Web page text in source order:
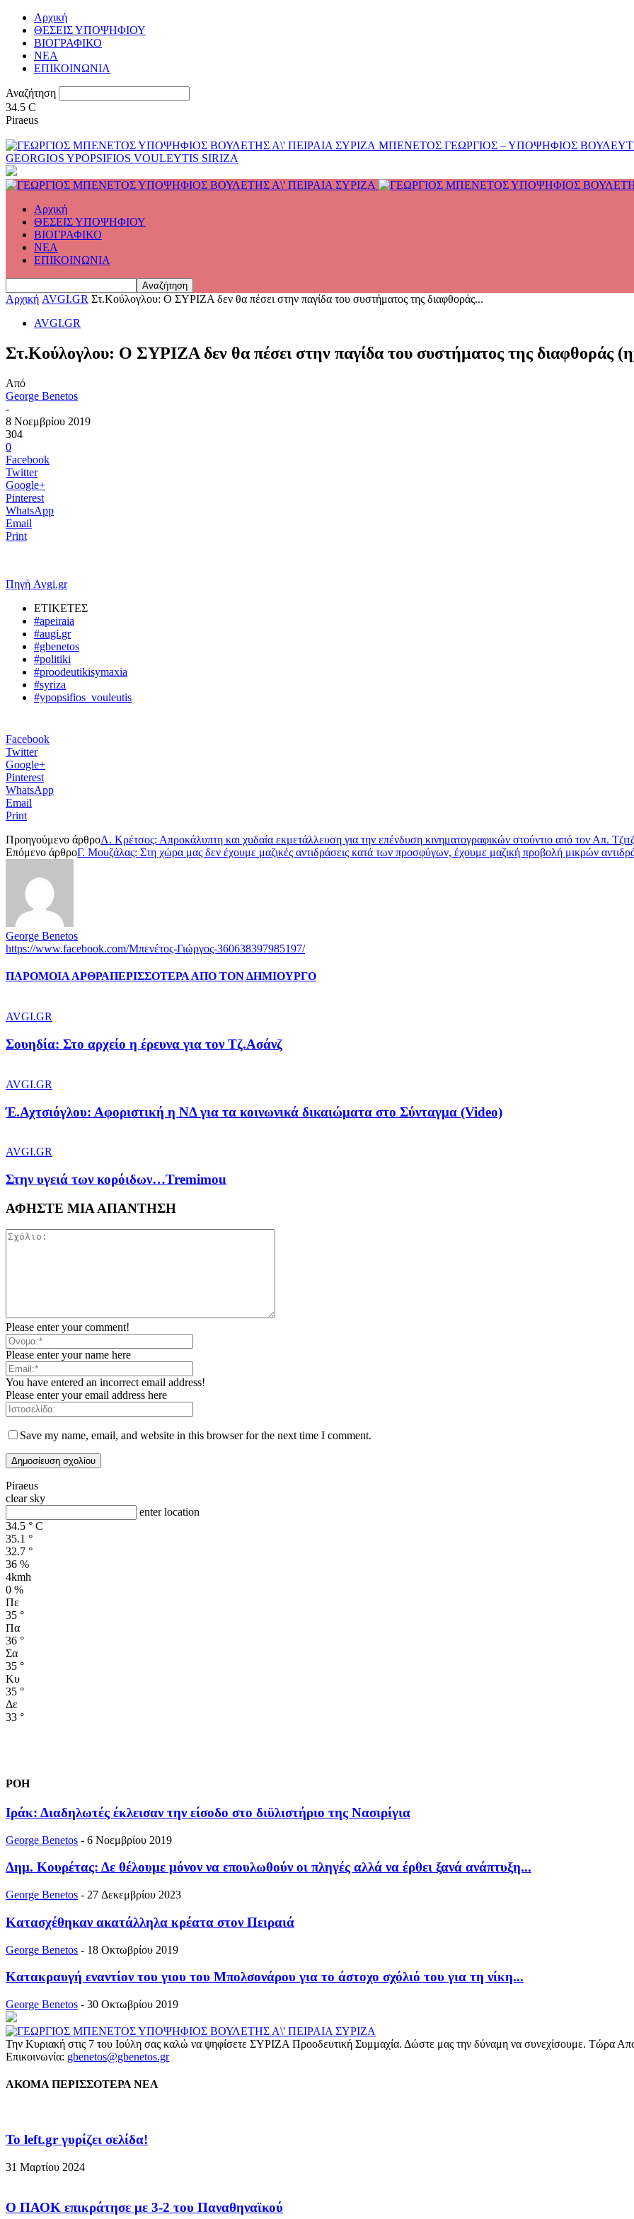
Αρχική
ΘΕΣΕΙΣ ΥΠΟΨΗΦΙΟΥ
ΒΙΟΓΡΑΦΙΚΟ
ΝΕΑ
ΕΠΙΚΟΙΝΩΝΙΑ
Αναζήτηση
34.5 C
Piraeus
ΜΠΕΝΕΤΟΣ ΓΕΩΡΓΙΟΣ – ΥΠΟΨΗΦΙΟΣ
GEORGIOS YPOPSIFIOS VOULEYTIS SIRIZA
Αρχική
ΘΕΣΕΙΣ ΥΠΟΨΗΦΙΟΥ
ΒΙΟΓΡΑΦΙΚΟ
ΝΕΑ
ΕΠΙΚΟΙΝΩΝΙΑ
Αρχική AVGI.GR Στ.Κούλογλου: Ο ΣΥΡΙΖΑ δεν θα πέσει στην παγίδα του συστήματος της διαφθοράς...
AVGI.GR
Στ.Κούλογλου: Ο ΣΥΡΙΖΑ δεν θα πέσει στην παγίδα του συστήματος της διαφθοράς
Από
George Benetos
-
8 Νοεμβρίου 2019
304
0
Facebook
Twitter
Google+
Pinterest
WhatsApp
Email
Print
Πηγή Avgi.gr
ΕΤΙΚΕΤΕΣ
#apeiraia
#augi.gr
#gbenetos
#politiki
#proodeutikisymaxia
#syriza
#ypopsifios_vouleutis
Facebook
Twitter
Google+
Pinterest
WhatsApp
Email
Print
Προηγούμενο άρθροΛ. Κρέτσος: Απροκάλυπτη και χυδαία εκμετάλλευση για την επένδυση κινηματογραφικών στούντιο από τον Απ.
Επόμενο άρθροΓ. Μουζάλας: Στη χώρα μας δεν έχουμε μαζικές αντιδράσεις κατά των προσφύγων, έχουμε μαζική προβολή μικρών
George Benetos
https://www.facebook.com/Μπενέτος-Γιώργος-360638397985197/
ΠΑΡΟΜΟΙΑ ΑΡΘΡΑΠΕΡΙΣΣΟΤΕΡΑ ΑΠΟ ΤΟΝ ΔΗΜΙΟΥΡΓΟ
AVGI.GR
Σουηδία: Στο αρχείο η έρευνα για τον Τζ.Ασάνζ
AVGI.GR
Έ.Αχτσιόγλου: Αφοριστική η ΝΔ για τα κοινωνικά δικαιώματα στο Σύνταγμα (Video)
AVGI.GR
Στην υγειά των κορόιδων…Tremimou
ΑΦΗΣΤΕ ΜΙΑ ΑΠΑΝΤΗΣΗ
Please enter your comment!
Please enter your name here
You have entered an incorrect email address!
Please enter your email address here
Save my name, email, and website in this browser for the next time I comment.
Piraeus
clear sky
enter location
34.5 ° C
35.1 °
32.7 °
36 %
4kmh
0 %
Πε
35 °
Πα
36 °
Σα
35 °
Κυ
35 °
Δε
33 °
ΡΟΗ
Ιράκ: Διαδηλωτές έκλεισαν την είσοδο στο διϋλιστήριο της Νασιρίγια
George Benetos - 6 Νοεμβρίου 2019
Δημ. Κουρέτας: Δε θέλουμε μόνον να επουλωθούν οι πληγές αλλά να έρθει ξανά ανάπτυξη...
George Benetos - 27 Δεκεμβρίου 2023
Κατασχέθηκαν ακατάλληλα κρέατα στον Πειραιά
George Benetos - 18 Οκτωβρίου 2019
Κατακραυγή εναντίον του γιου του Μπολσονάρου για το άστοχο σχόλιό του για τη νίκη...
George Benetos - 30 Οκτωβρίου 2019
Την Κυριακή στις 7 του Ιούλη σας καλώ να ψηφίσετε ΣΥΡΙΖΑ Προοδευτική Συμμαχία. Δώστε μας την δύναμη να συνεχίσουμε. Τώρα
Επικοινωνία: gbenetos@gbenetos.gr
ΑΚΟΜΑ ΠΕΡΙΣΣΟΤΕΡΑ ΝΕΑ
To left.gr γυρίζει σελίδα!
31 Μαρτίου 2024
Ο ΠΑΟΚ επικράτησε με 3-2 του Παναθηναϊκού